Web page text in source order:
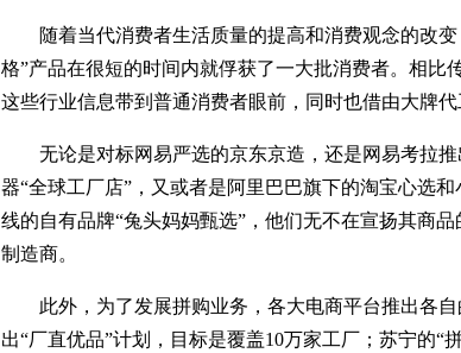
随着当代消费者生活质量的提高和消费观念的改变
格”产品在很短的时间内就俘获了一大批消费者。相比
这些行业信息带到普通消费者眼前，同时也借由大牌
无论是对标网易严选的京东京造，还是网易考拉推
器“全球工厂店”，又或者是阿里巴巴旗下的淘宝心选
线的自有品牌“兔头妈妈甄选”，他们无不在宣扬其商
制造商。
此外，为了发展拼购业务，各大电商平台推出各自
出“厂直优品”计划，目标是覆盖10万家工厂；苏宁的“